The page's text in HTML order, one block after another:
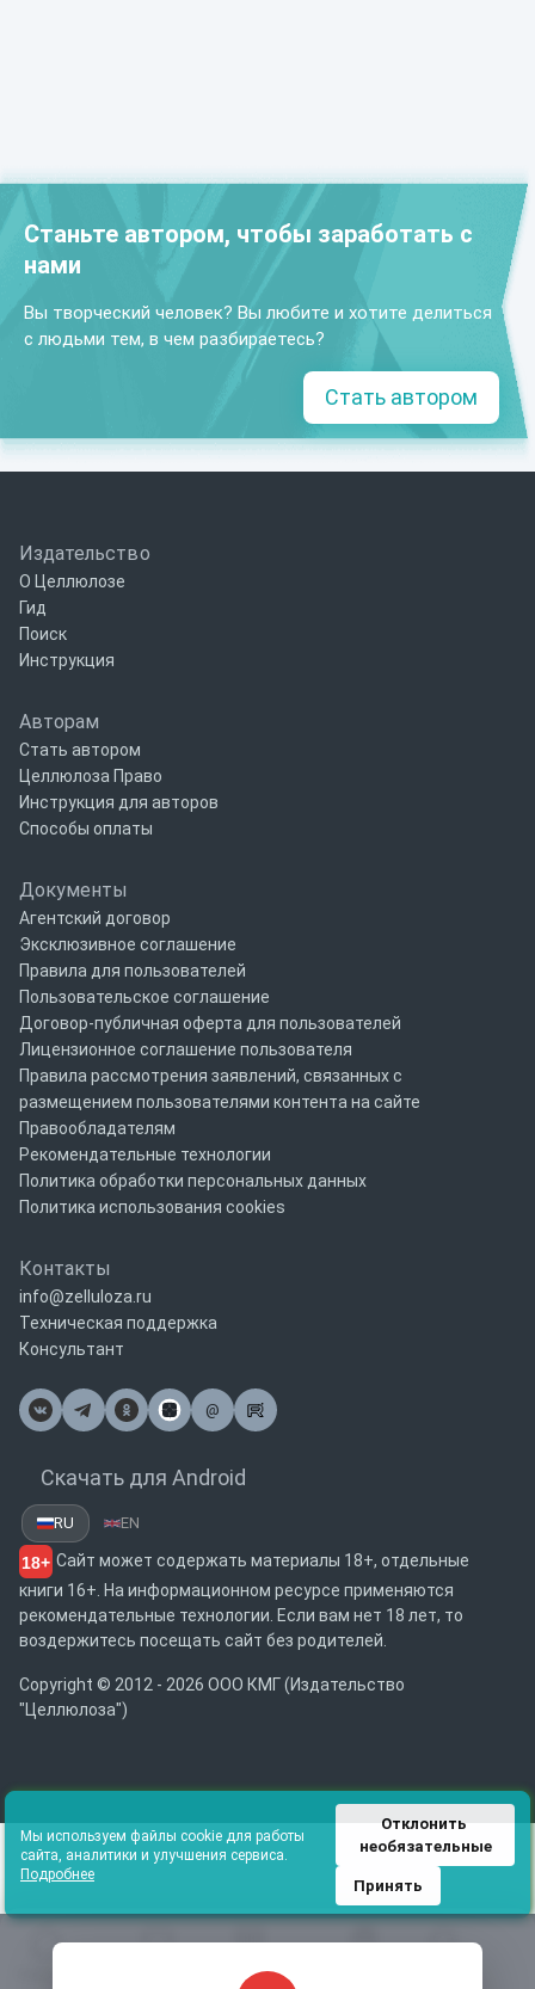
Каталог
Станьте автором, чтобы заработать с
нами
Вы творческий человек? Вы любите и хотите делиться
с людьми тем, в чем разбираетесь?
Стать автором
Издательство
О Целлюлозе
Гид
Поиск
Инструкция
Авторам
Стать автором
Целлюлоза Право
Инструкция для авторов
Способы оплаты
Документы
Агентский договор
Эксклюзивное соглашение
Правила для пользователей
Пользовательское соглашение
Договор-публичная оферта для пользователей
Лицензионное соглашение пользователя
Правила рассмотрения заявлений, связанных с
размещением пользователями контента на сайте
Правообладателям
Рекомендательные технологии
Политика обработки персональных данных
Политика использования cookies
Контакты
info@zelluloza.ru
Техническая поддержка
Консультант
@
Почта
Скачать для Android
RU EN
18+ Сайт может содержать материалы 18+, отдельные
книги 16+. На информационном ресурсе применяются
рекомендательные технологии. Если вам нет 18 лет, то
воздержитесь посещать сайт без родителей.
Copyright © 2012 - 2026 ООО КМГ (Издательство
"Целлюлоза")
Мы используем файлы cookie для работы
сайта, аналитики и улучшения сервиса.
Подробнее
Отклонить
необязательные
Принять